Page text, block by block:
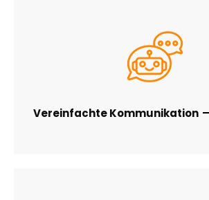
Vereinfachte Kommunikation